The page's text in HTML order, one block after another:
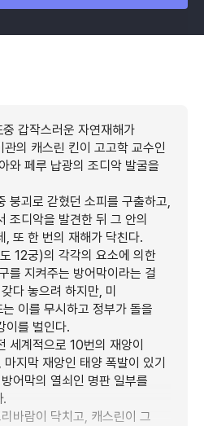
갑작스러운 자연재해가
의 캐스린 킨이 고고학 교수인
와 페루 납광의 조디악 발굴을
붕괴로 갇혔던 소피를 구출하고,
조디악을 발견한 뒤 그 안의
, 또 한 번의 재해가 닥친다.
12궁)의 각각의 요소에 의한
를 지켜주는 방어막이라는 걸
다 놓으려 하지만, 미
이를 무시하고 정부가 돌을
이를 벌인다.
세계적으로 10번의 재앙이
지막 재앙인 태양 폭발이 있기
어막의 열쇠인 명판 일부를
.
바람이 닥치고, 캐스린이 그